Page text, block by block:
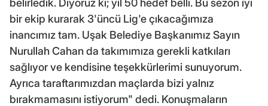
belirledik. Diyoruz ki; yıl 50 hedef belli. Bu sezon iyi
bir ekip kurarak 3'üncü Lig'e çıkacağımıza
inancımız tam. Uşak Belediye Başkanımız Sayın
Nurullah Cahan da takımımıza gerekli katkıları
sağlıyor ve kendisine teşekkürlerimi sunuyorum.
Ayrıca taraftarımızdan maçlarda bizi yalnız
bırakmamasını istiyorum" dedi. Konuşmaların